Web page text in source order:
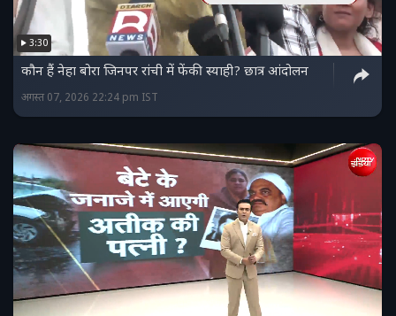
3:30
कौन हैं नेहा बोरा जिनपर रांची में फेंकी स्याही? छात्र आंदोलन
अगस्त 07, 2026 22:24 pm IST